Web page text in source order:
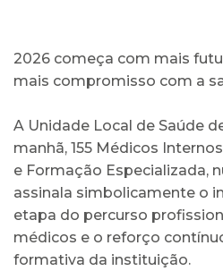
2026 começa com mais
mais compromisso com a
A Unidade Local de Saúde
manhã, 155 Médicos
e Formação Especializada,
assinala simbolicamente o
etapa do percurso
médicos e o reforço
formativa da instituição.